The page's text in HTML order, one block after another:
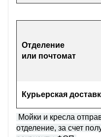
Отделение
или почтомат
Курьерская
Мойки и кресла
отделение, за счет